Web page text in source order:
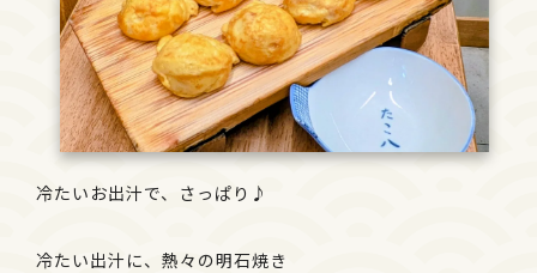
冷たいお出汁で、さっぱり♪
冷たい出汁に、熱々の明石焼き